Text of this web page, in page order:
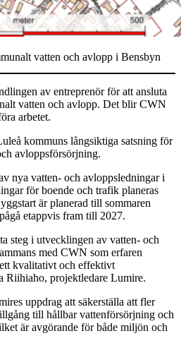
vatten och avlopp i Bensbyn
av entreprenör för att ansluta
vatten och avlopp. Det blir CWN
arbetet.
kommuns långsiktiga satsning för
avloppsförsörjning.
nya vatten- och avloppsledningar i
för boende och trafik planeras
är planerad till sommaren
etappvis fram till 2027.
steg i utvecklingen av vatten- och
med CWN som erfaren
kvalitativt och effektivt
Riihiaho, projektledare Lumire.
uppdrag att säkerställa att fler
till hållbar vattenförsörjning och
är avgörande för både miljön och